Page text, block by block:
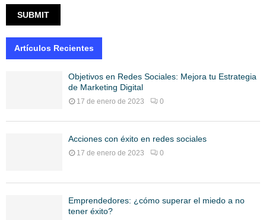
Artículos Recientes
Objetivos en Redes Sociales: Mejora tu Estrategia
de Marketing Digital
17 de enero de 2023 0
Acciones con éxito en redes sociales
17 de enero de 2023 0
Emprendedores: ¿cómo superar el miedo a no
tener éxito?